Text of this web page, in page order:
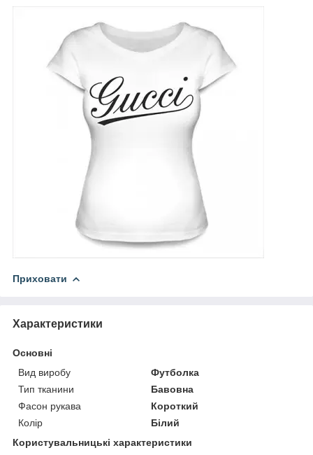
Приховати
Характеристики
Основні
Вид виробу
Футболка
Тип тканини
Бавовна
Фасон рукава
Короткий
Колір
Білий
Користувальницькі характеристики